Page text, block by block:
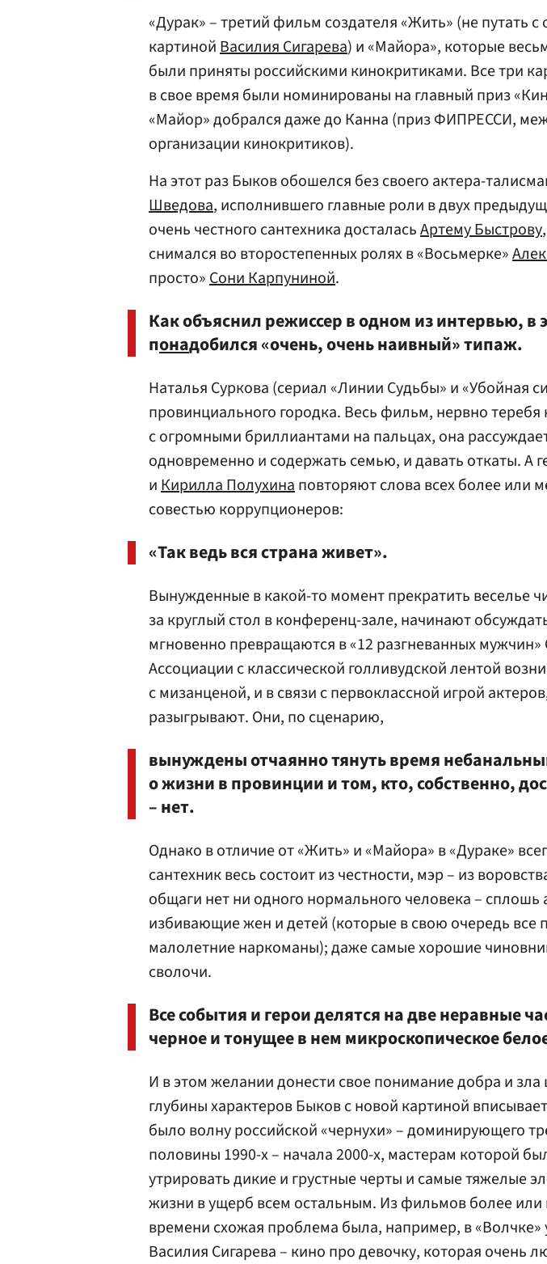
«Дурак» – третий фильм создателя «Жить» (не путать
картинойВасилия Сигарева) и «Майора», которые
были приняты российскими кинокритиками. Все три
в свое время были номинированы на главный приз
«Майор» добрался даже до Канна (приз ФИПРЕССИ,
организации кинокритиков).
На этот раз Быков обошелся без своего актера-
Шведова, исполнившего главные роли в двух
очень честного сантехника досталасьАртему Быстрову
снимался во второстепенных ролях в «Восьмерке»
просто»Сони Карпуниной.
Как объяснил режиссер в одном из интервью, в
понадобился «очень, очень наивный» типаж.
Наталья Суркова (сериал «Линии Судьбы» и «Убойная
провинциального городка. Весь фильм, нервно теребя
с огромными бриллиантами на пальцах, она
одновременно и содержать семью, и давать откаты. А
иКирилла Полухинаповторяют слова всех более или
совестью коррупционеров:
«Так ведь вся страна живет».
Вынужденные в какой-то момент прекратить веселье
за круглый стол в конференц-зале, начинают
мгновенно превращаются в «12 разгневанных
Ассоциации с классической голливудской лентой
с мизанценой, и в связи с первоклассной игрой
разыгрывают. Они, по сценарию,
вынуждены отчаянно тянуть время
о жизни в провинции и том, кто, собственно,
– нет.
Однако в отличие от «Жить» и «Майора» в «Дураке»
сантехник весь состоит из честности, мэр – из
общаги нет ни одного нормального человека – сплошь
избивающие жен и детей (которые в свою очередь все
малолетние наркоманы); даже самые хорошие
сволочи.
Все события и герои делятся на две неравные
черное и тонущее в нем микроскопическое
И в этом желании донести свое понимание добра и
глубины характеров Быков с новой картиной
было волну российской «чернухи» – доминирующего
половины 1990-х – начала 2000-х, мастерам которой
утрировать дикие и грустные черты и самые тяжелые
жизни в ущерб всем остальным. Из фильмов более или
времени схожая проблема была, например, в
Василия Сигарева – кино про девочку, которая очень